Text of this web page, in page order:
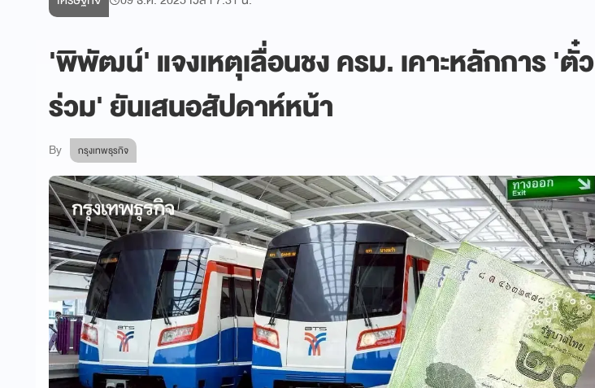
'พิพัฒน์' แจงเหตุเลื่อนชง ครม. เคาะหลักการ 'ตั๋ว
ร่วม' ยันเสนอสัปดาห์หน้า
By กรุงเทพธุรกิจ